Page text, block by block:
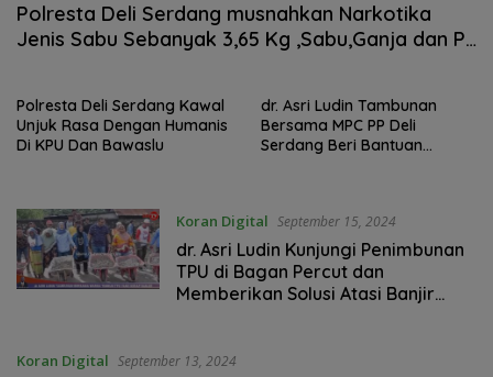
Polresta Deli Serdang musnahkan Narkotika
Jenis Sabu Sebanyak 3,65 Kg ,Sabu,Ganja dan Pil
Polresta Deli Serdang Kawal
Unjuk Rasa Dengan Humanis
Di KPU Dan Bawaslu
dr. Asri Ludin Tambunan
Bersama MPC PP Deli
Serdang Beri Bantuan
Koran Digital September 15, 2024
dr. Asri Ludin Kunjungi Penimbunan
TPU di Bagan Percut dan
Memberikan Solusi Atasi Banjir
Koran Digital September 13, 2024